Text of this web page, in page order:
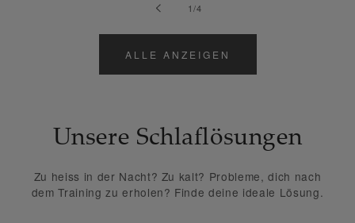
1/von
4
ALLE ANZEIGEN
Unsere Schlaflösungen
Zu heiss in der Nacht? Zu kalt? Probleme, dich nach
dem Training zu erholen? Finde deine ideale Lösung.